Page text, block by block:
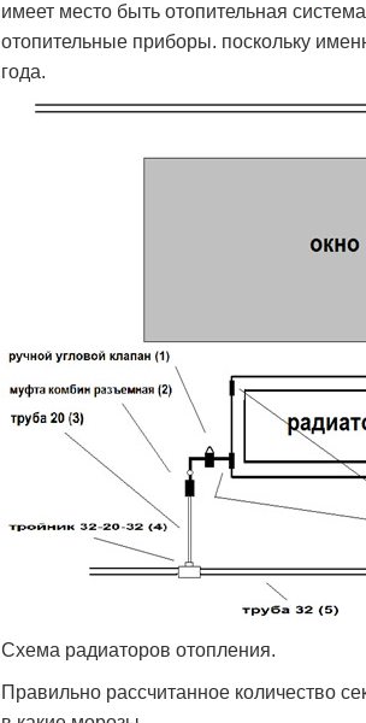
имеет место быть отопительная
отопительные приборы. поскольку
года.
Схема радиаторов отопления.
Правильно рассчитанное количество